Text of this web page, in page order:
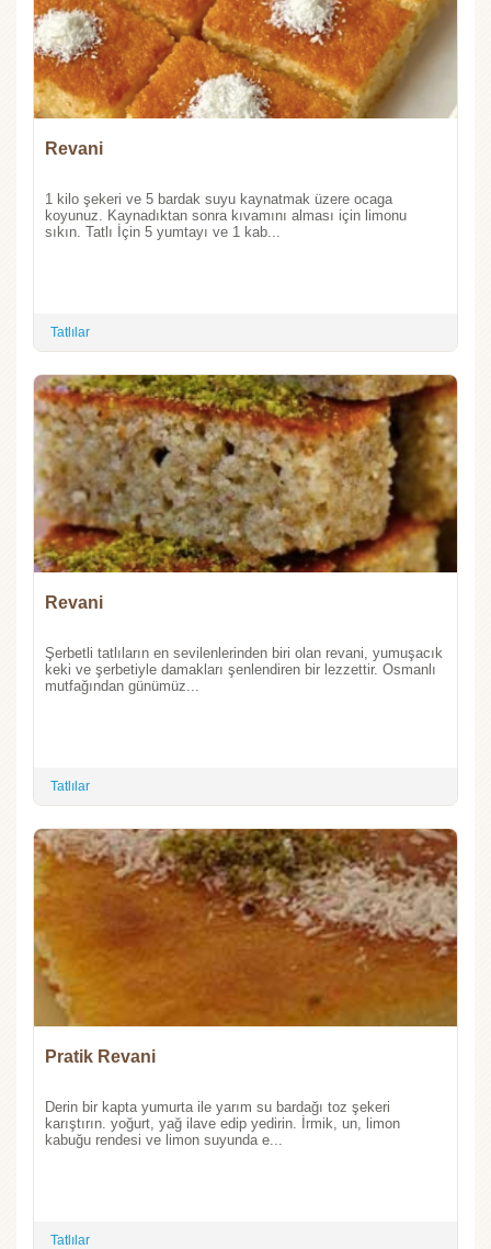
Revani
1 kilo şekeri ve 5 bardak suyu kaynatmak üzere ocaga
koyunuz. Kaynadıktan sonra kıvamını alması için limonu
sıkın. Tatlı İçin 5 yumtayı ve 1 kab...
Tatlılar
Revani
Şerbetli tatlıların en sevilenlerinden biri olan revani, yumuşacık
keki ve şerbetiyle damakları şenlendiren bir lezzettir. Osmanlı
mutfağından günümüz...
Tatlılar
Pratik Revani
Derin bir kapta yumurta ile yarım su bardağı toz şekeri
karıştırın. yoğurt, yağ ilave edip yedirin. İrmik, un, limon
kabuğu rendesi ve limon suyunda e...
Tatlılar